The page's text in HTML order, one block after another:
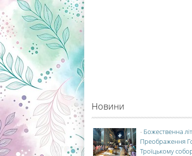
Новини
- Божественна
Преображення
Троїцькому